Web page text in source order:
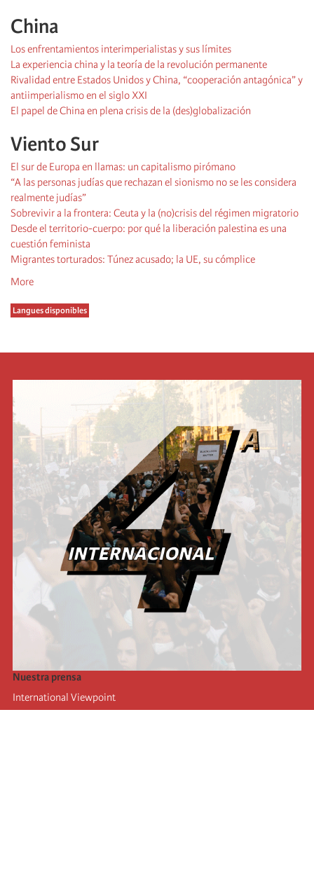
China
Los enfrentamientos interimperialistas y sus límites
La experiencia china y la teoría de la revolución permanente
Rivalidad entre Estados Unidos y China, “cooperación antagónica” y
antiimperialismo en el siglo XXI
El papel de China en plena crisis de la (des)globalización
Viento Sur
El sur de Europa en llamas: un capitalismo pirómano
“A las personas judías que rechazan el sionismo no se les considera
realmente judías”
Sobrevivir a la frontera: Ceuta y la (no)crisis del régimen migratorio
Desde el territorio-cuerpo: por qué la liberación palestina es una
cuestión feminista
Migrantes torturados: Túnez acusado; la UE, su cómplice
More
Langues disponibles
Nuestra prensa
International Viewpoint